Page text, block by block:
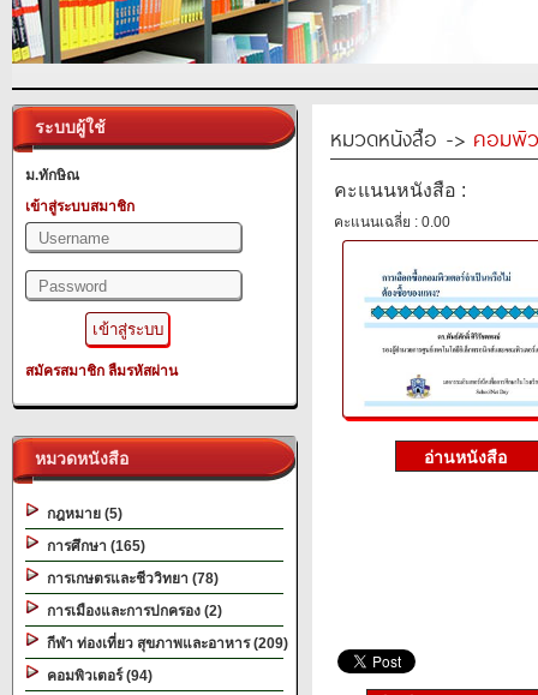
ระบบผู้ใช้
ม.ทักษิณ
เข้าสู่ระบบสมาชิก
สมัครสมาชิก ลืมรหัสผ่าน
หมวดหนังสือ
กฎหมาย (5)
การศึกษา (165)
การเกษตรและชีววิทยา (78)
การเมืองและการปกครอง (2)
กีฬา ท่องเที่ยว สุขภาพและอาหาร (209)
คอมพิวเตอร์ (94)
หมวดหนังสือ -> คอมพิ
คะแนนหนังสือ :
คะแนนเฉลี่ย : 0.00